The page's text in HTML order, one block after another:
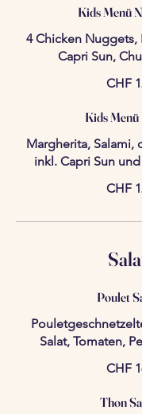
Kids Menü
4 Chicken Nuggets,
Capri Sun,
CHF
Kids Menü
Margherita, Salami,
inkl. Capri Sun
CHF
Poulet
Salat, Tomaten,
CHF
Thon